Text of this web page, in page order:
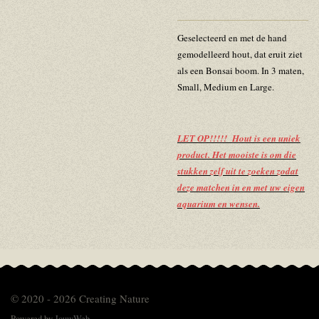
Geselecteerd en met de hand
gemodelleerd hout, dat eruit ziet
als een Bonsai boom. In 3 maten,
Small, Medium en Large.
LET OP!!!!! Hout is een uniek
product. Het mooiste is om die
stukken zelf uit te zoeken zodat
deze matchen in en met uw eigen
aquarium en wensen.
© 2020 - 2026 Creating Nature